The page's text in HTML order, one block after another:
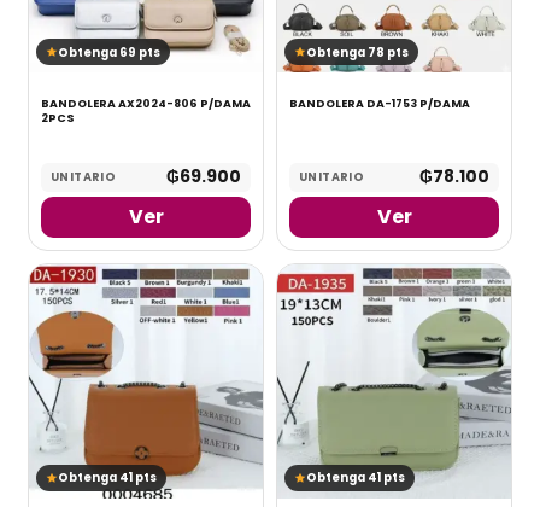
Obtenga 69 pts
BANDOLERA AX2024-806 P/DAMA
2PCS
UNITARIO ₲69.900
Ver
Obtenga 78 pts
BANDOLERA DA-1753 P/DAMA
UNITARIO ₲78.100
Ver
Obtenga 41 pts Obtenga 41 pts